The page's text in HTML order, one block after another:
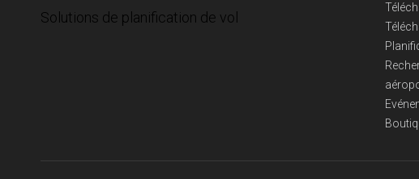
Solutions de planification de vol